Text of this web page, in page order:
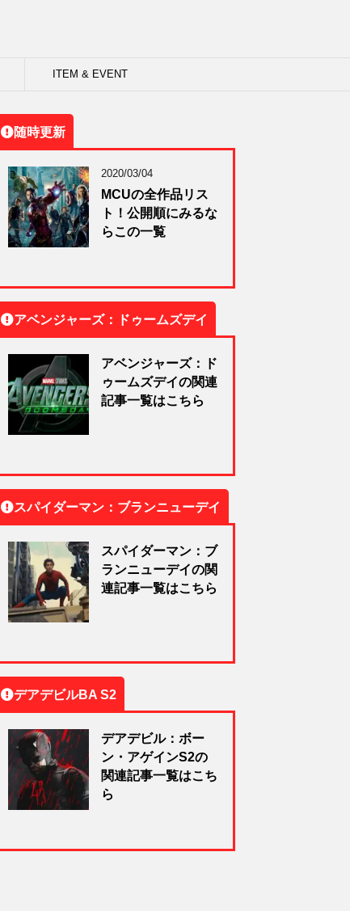
ITEM & EVENT
随時更新
2020/03/04
MCUの全作品リス
ト！公開順にみるな
らこの一覧
アベンジャーズ：ドゥームズデイ
アベンジャーズ：ド
ゥームズデイの関連
記事一覧はこちら
スパイダーマン：ブランニューデイ
スパイダーマン：ブ
ランニューデイの関
連記事一覧はこちら
デアデビルBA S2
デアデビル：ボー
ン・アゲインS2の
関連記事一覧はこち
ら